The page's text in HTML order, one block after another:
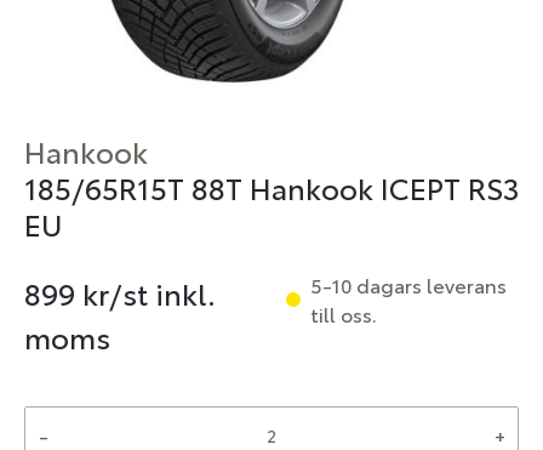
Hankook
185/65R15T 88T Hankook ICEPT RS3
EU
899 kr/st inkl.
moms
5-10 dagars leverans
till oss.
- +